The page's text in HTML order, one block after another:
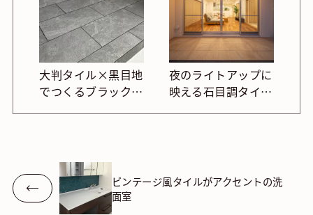
大判タイル×黒目地
でつくるブラックト
夜のライトアップに
映える石目調タイル
ビンテージ風タイルがアクセントの洗
面室